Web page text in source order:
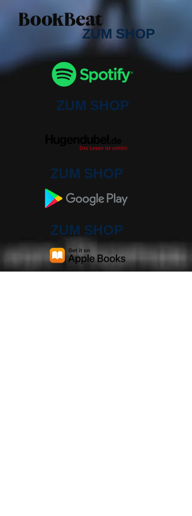
ZUM SHOP
ZUM SHOP
ZUM SHOP
ZUM SHOP